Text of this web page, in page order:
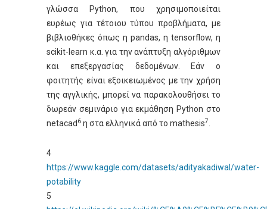
γλώσσα Python, που χρησιμοποιείται
ευρέως για τέτοιου τύπου προβλήματα, με
βιβλιοθήκες όπως η pandas, η tensorflow, η
scikit-learn κ.α. για την ανάπτυξη αλγόριθμων
και επεξεργασίας δεδομένων. Εάν ο
φοιτητής είναι εξοικειωμένος με την χρήση
της αγγλικής, μπορεί να παρακολουθήσει το
δωρεάν σεμινάριο για εκμάθηση Python στο
netacad 6 η στα ελληνικά από το mathesis7
4
https://www.kaggle.com/datasets/adityakadiwal/water-
potability
5